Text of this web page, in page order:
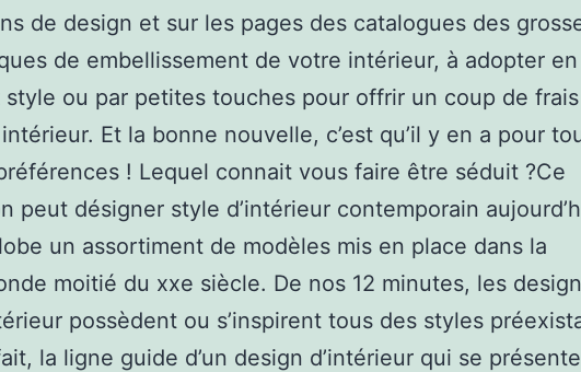
de design et sur les pages des catalogues des
de embellissement de votre intérieur, à adopter
ou par petites touches pour offrir un coup de
Et la bonne nouvelle, c’est qu’il y en a pour
! Lequel connait vous faire être séduit ?Ce
peut désigner style d’intérieur contemporain
un assortiment de modèles mis en place dans la
moitié du xxe siècle. De nos 12 minutes, les
possèdent ou s’inspirent tous des styles
la ligne guide d’un design d’intérieur qui se présente